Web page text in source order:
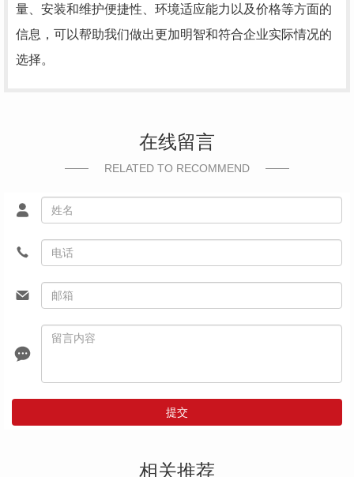
量、安装和维护便捷性、环境适应能力以及价格等方面的
信息，可以帮助我们做出更加明智和符合企业实际情况的
选择。
在线留言
RELATED TO RECOMMEND
提交
相关推荐